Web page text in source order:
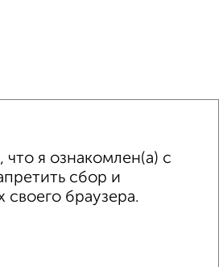
объявлений недвижимости
я ознакомлен(а) с
сбор и
браузера.